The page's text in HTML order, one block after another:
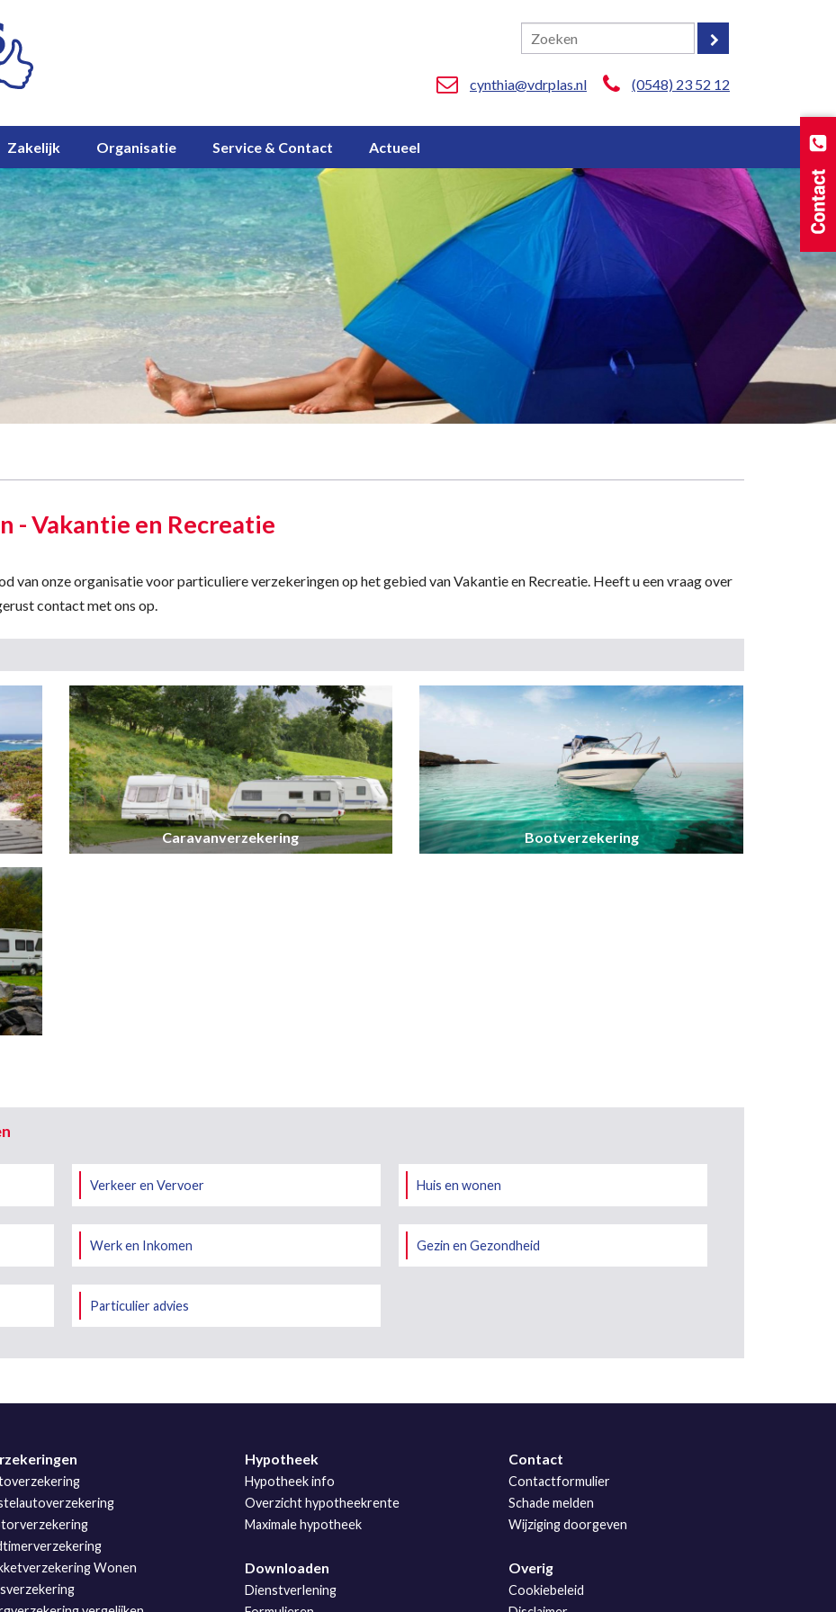
cynthia@vdrplas.nl (0548) 23 52 12
Zakelijk Organisatie Service & Contact Actueel
- Vakantie en Recreatie
van onze organisatie voor particuliere verzekeringen op het gebied van Vakantie en Recreatie. Heeft u een vraag over
contact met ons op.
Caravanverzekering Bootverzekering
Verkeer en Vervoer Huis en wonen
Werk en Inkomen Gezin en Gezondheid
Particulier advies
Wonen
Hypotheek
Hypotheek info
Overzicht hypotheekrente
Maximale hypotheek
Downloaden
Dienstverlening
Contact
Contactformulier
Schade melden
Wijziging doorgeven
Overig
Cookiebeleid